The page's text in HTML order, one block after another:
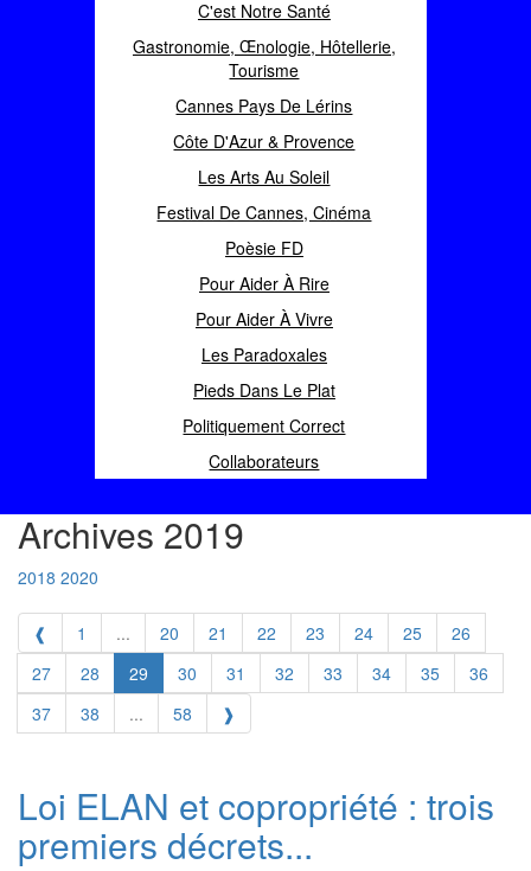
C'est Notre Santé
Gastronomie, Œnologie, Hôtellerie,
Tourisme
Cannes Pays De Lérins
Côte D'Azur & Provence
Les Arts Au Soleil
Festival De Cannes, Cinéma
Poèsie FD
Pour Aider À Rire
Pour Aider À Vivre
Les Paradoxales
Pieds Dans Le Plat
Politiquement Correct
Collaborateurs
Archives 2019
2018 2020
❰ 1 ... 20 21 22 23 24 25
26
27
28 29 30 31 32 33 34 35
36
37
38 ... 58 ❱
Loi ELAN et copropriété : trois
premiers décrets...